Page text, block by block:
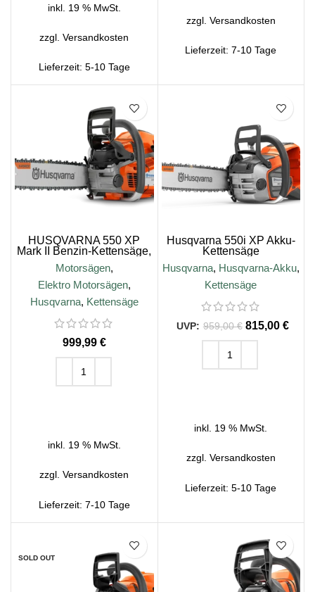
inkl. 19 % MwSt.
zzgl.Versandkosten
Lieferzeit: 5-10 Tage
zzgl. Versandkosten
Lieferzeit:7-10 Tage
HUSQVARNA 550 XP
Mark II Benzin-Kettensäge,
45cm
Motorsägen,
Elektro Motorsägen,
Husqvarna, Kettensäge
€
inkl. 19 % MwSt.
zzgl.Versandkosten
Lieferzeit: 7-10 Tage
Husqvarna 550i XP Akku-
Kettensäge
Husqvarna, Husqvarna-Akku,
Kettensäge
959,00€ 815,00 €
inkl. 19 % MwSt.
zzgl. Versandkosten
Lieferzeit:5-10 Tage
SOLD OUT